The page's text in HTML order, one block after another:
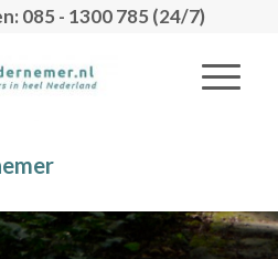
085 - 1300 785 (24/7)